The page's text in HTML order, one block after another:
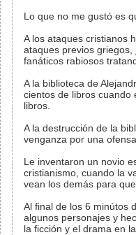
Lo que no me gustó es
A los ataques cristianos
ataques previos
fanáticos rabiosos
A la biblioteca de
cientos de libros cuando
libros.
A la destrucción de la
venganza por una
Le inventaron un novio
cristianismo, cuando la
vean los demás para
Al final de los 6 minútos
algunos personajes y
la ficción y el drama en